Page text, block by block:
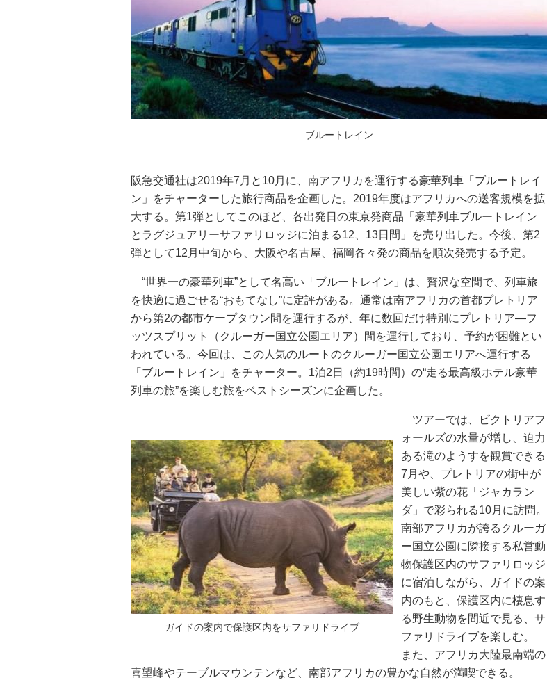
ブルートレイン
阪急交通社は2019年7月と10月に、南アフリカを運行する豪華列車「ブルートレイ
ン」をチャーターした旅行商品を企画した。2019年度はアフリカへの送客規模を拡
大する。第1弾としてこのほど、各出発日の東京発商品「豪華列車ブルートレイン
とラグジュアリーサファリロッジに泊まる12、13日間」を売り出した。今後、第2
弾として12月中旬から、大阪や名古屋、福岡各々発の商品を順次発売する予定。
“世界一の豪華列車”として名高い「ブルートレイン」は、贅沢な空間で、列車旅
を快適に過ごせる“おもてなし”に定評がある。通常は南アフリカの首都プレトリア
から第2の都市ケープタウン間を運行するが、年に数回だけ特別にプレトリア―フ
ッツスプリット（クルーガー国立公園エリア）間を運行しており、予約が困難とい
われている。今回は、この人気のルートのクルーガー国立公園エリアへ運行する
「ブルートレイン」をチャーター。1泊2日（約19時間）の“走る最高級ホテル豪華
列車の旅”を楽しむ旅をベストシーズンに企画した。
ガイドの案内で保護区内をサファリドライブ
ツアーでは、ビクトリアフ
ォールズの水量が増し、迫力
ある滝のようすを観賞できる
7月や、プレトリアの街中が
美しい紫の花「ジャカラン
ダ」で彩られる10月に訪問。
南部アフリカが誇るクルーガ
ー国立公園に隣接する私営動
物保護区内のサファリロッジ
に宿泊しながら、ガイドの案
内のもと、保護区内に棲息す
る野生動物を間近で見る、サ
ファリドライブを楽しむ。
また、アフリカ大陸最南端の
喜望峰やテーブルマウンテンなど、南部アフリカの豊かな自然が満喫できる。